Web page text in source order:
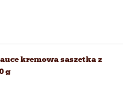
kremowa saszetka z
g